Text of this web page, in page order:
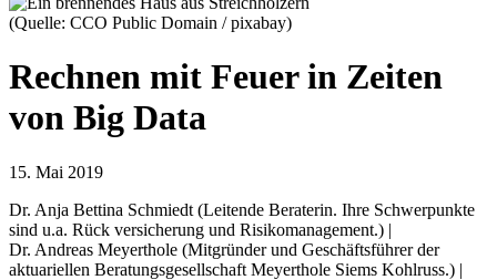
(Quelle: CCO Public Domain / pixabay)
Rechnen mit Feuer in Zeiten
von Big Data
15. Mai 2019
Dr. Anja Bettina Schmiedt (Leitende Beraterin. Ihre Schwerpunkte
sind u.a. Rück versicherung und Risikomanagement.) |
Dr. Andreas Meyerthole (Mitgründer und Geschäftsführer der
aktuariellen Beratungsgesellschaft Meyerthole Siems Kohlruss.) |